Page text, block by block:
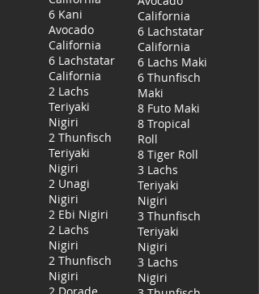
6 Kani
Avocado
California
6 Lachstatar
California
2 Lachs
Teriyaki
Nigiri
2 Thunfisch
Teriyaki
Nigiri
2 Unagi
Nigiri
2 Ebi Nigiri
2 Lachs
Nigiri
2 Thunfisch
Nigiri
2 Dorade
California
6 Lachstatar
California
6 Lachs Maki
6 Thunfisch
Maki
8 Futo Maki
8 Tropical
Roll
8 Tiger Roll
3 Lachs
Teriyaki
Nigiri
3 Thunfisch
Teriyaki
Nigiri
3 Lachs
Nigiri